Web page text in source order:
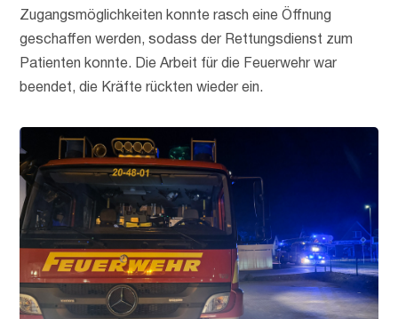
Zugangsmöglichkeiten konnte rasch eine Öffnung
geschaffen werden, sodass der Rettungsdienst zum
Patienten konnte. Die Arbeit für die Feuerwehr war
beendet, die Kräfte rückten wieder ein.